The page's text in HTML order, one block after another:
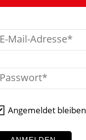
E-Mail-Adresse
Passwort
Angemeldet bleiben